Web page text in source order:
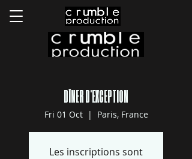
DÎNER D'EXCEPTION
Fri 01 Oct
  |
Paris, France
Les inscriptions sont